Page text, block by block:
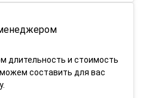
длительность и стоимость
составить для вас